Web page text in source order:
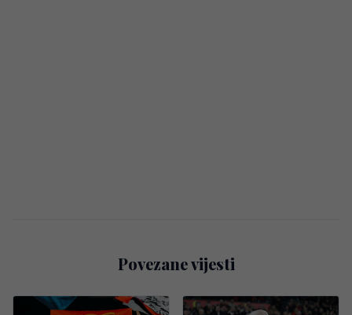
Povezane vijesti